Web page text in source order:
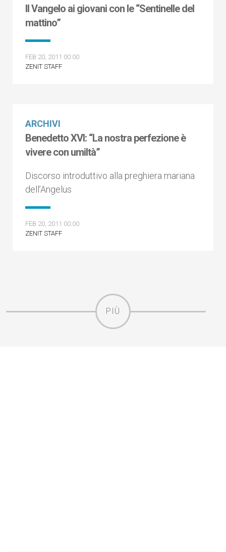
Il Vangelo ai giovani con le “Sentinelle del
mattino”
FEB 20, 2011 00:00
ZENIT STAFF
ARCHIVI
Benedetto XVI: “La nostra perfezione è
vivere con umiltà”
Discorso introduttivo alla preghiera mariana
dell’Angelus
FEB 20, 2011 00:00
ZENIT STAFF
PIÙ